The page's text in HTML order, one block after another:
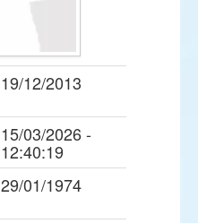
19/12/2013
15/03/2026 -
12:40:19
29/01/1974